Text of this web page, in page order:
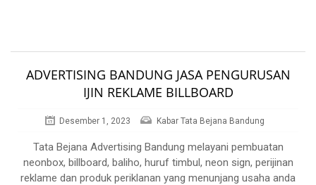
ADVERTISING BANDUNG JASA PENGURUSAN
IJIN REKLAME BILLBOARD
Desember 1, 2023 Kabar Tata Bejana Bandung
Tata Bejana Advertising Bandung melayani pembuatan
neonbox, billboard, baliho, huruf timbul, neon sign, perijinan
reklame dan produk periklanan yang menunjang usaha anda